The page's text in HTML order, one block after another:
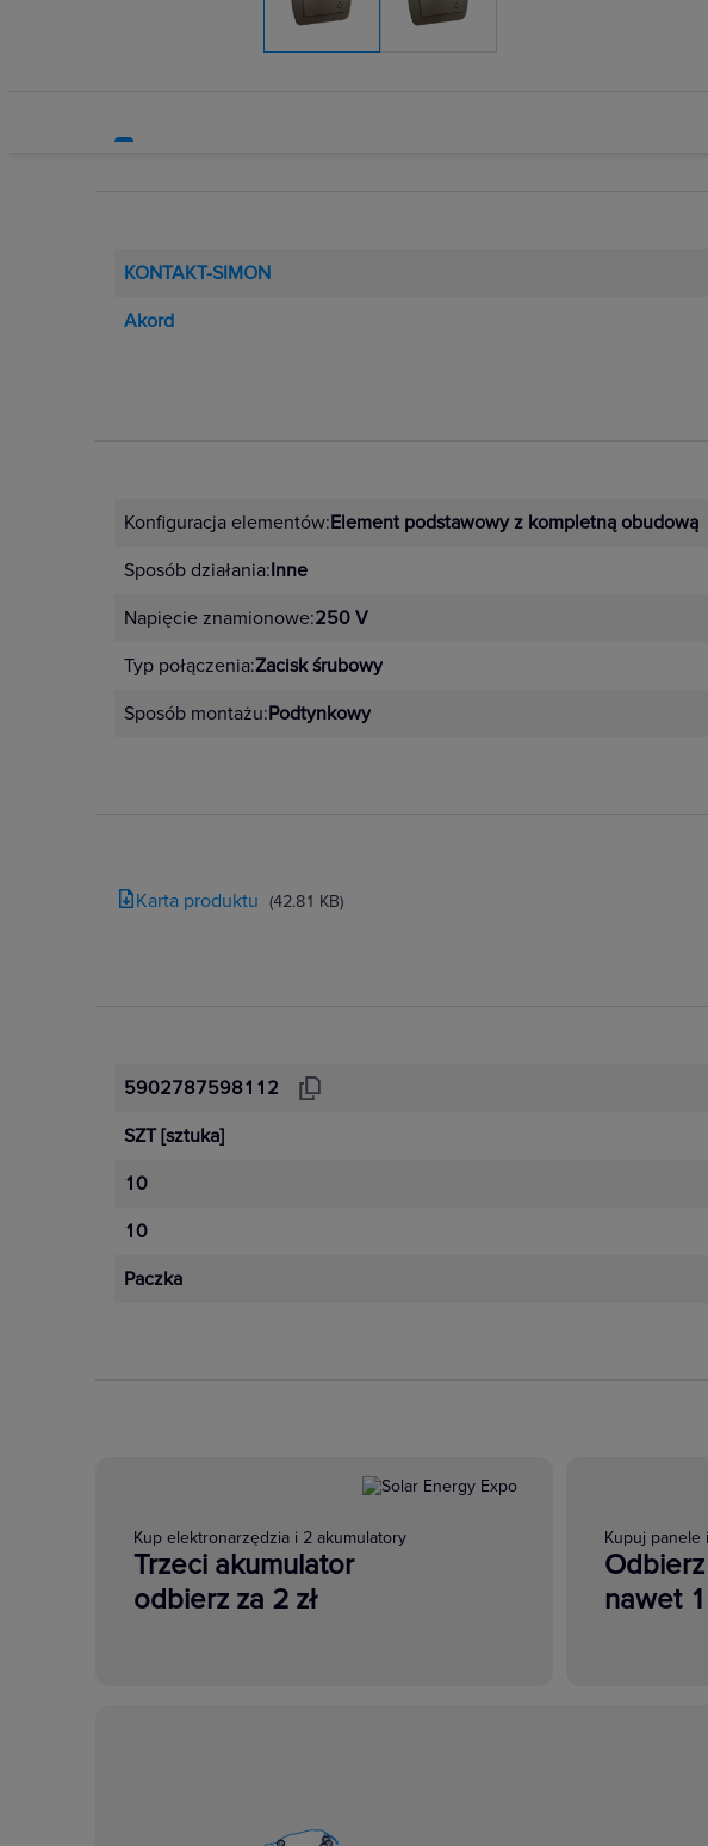
KONTAKT-SIMON
Akord
Konfiguracja elementów:Element podstawowy z kompletną obudową
Sposób działania:Inne
Napięcie znamionowe:250 V
Typ połączenia:Zacisk śrubowy
Sposób montażu:Podtynkowy
Karta produktu (42.81 KB)
5902787598112
SZT [sztuka]
10
10
Paczka
Kup elektronarzędzia i 2 akumulatory
Trzeci akumulator
odbierz za 2 zł
Kupuj panele
nawet